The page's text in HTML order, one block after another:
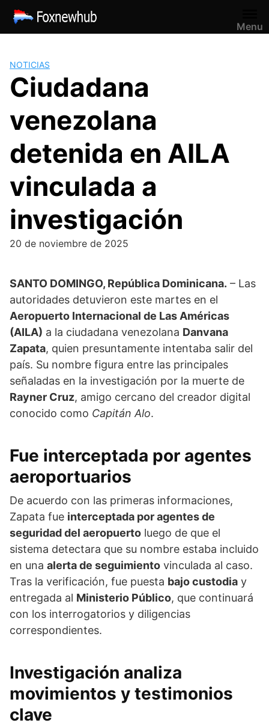
Saltar
contenido
Menu
NOTICIAS
Ciudadana
venezolana
detenida en AILA
vinculada a
investigación
20 de noviembre de 2025
SANTO DOMINGO, República Dominicana. – Las
autoridades detuvieron este martes en el
Aeropuerto Internacional de Las Américas
(AILA) a la ciudadana venezolana Danvana
Zapata, quien presuntamente intentaba salir del
país. Su nombre figura entre las principales
señaladas en la investigación por la muerte de
Rayner Cruz, amigo cercano del creador digital
conocido como Capitán Alo.
Fue interceptada por agentes
aeroportuarios
De acuerdo con las primeras informaciones,
Zapata fue interceptada por agentes de
seguridad del aeropuerto luego de que el
sistema detectara que su nombre estaba incluido
en una alerta de seguimiento vinculada al caso.
Tras la verificación, fue puesta bajo custodia y
entregada al Ministerio Público, que continuará
con los interrogatorios y diligencias
correspondientes.
Investigación analiza
movimientos y testimonios
clave